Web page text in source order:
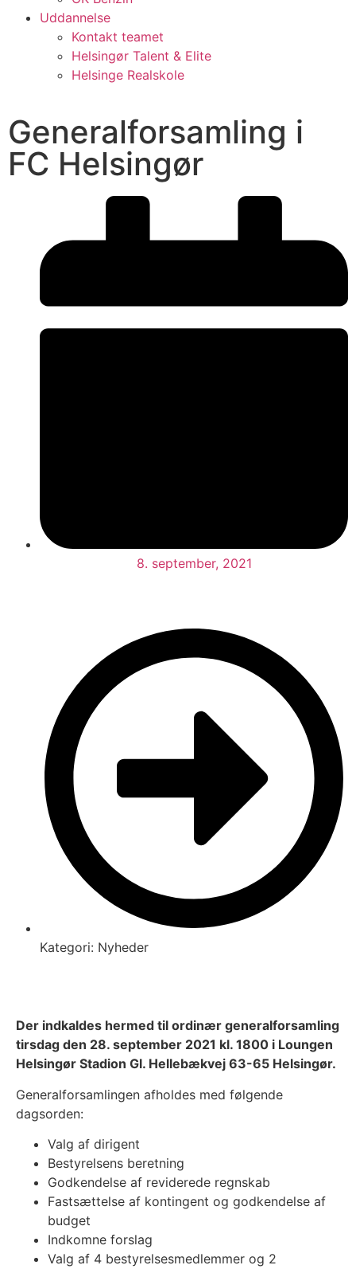
Uddannelse
Kontakt teamet
Helsingør Talent & Elite
Helsinge Realskole
Generalforsamling i
FC Helsingør
8. september, 2021
Kategori: Nyheder
Der indkaldes hermed til ordinær generalforsamling
tirsdag den 28. september 2021 kl. 1800 i Loungen
Helsingør Stadion Gl. Hellebækvej 63-65 Helsingør.
Generalforsamlingen afholdes med følgende
dagsorden:
Valg af dirigent
Bestyrelsens beretning
Godkendelse af reviderede regnskab
Fastsættelse af kontingent og godkendelse af
budget
Indkomne forslag
Valg af 4 bestyrelsesmedlemmer og 2